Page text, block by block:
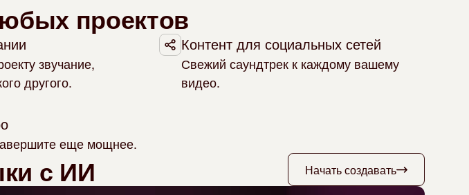
проектов
звучание,
другого.
Контент для социальных сетей
Свежий саундтрек к каждому вашему
видео.
еще мощнее.
с ИИ Начать создавать